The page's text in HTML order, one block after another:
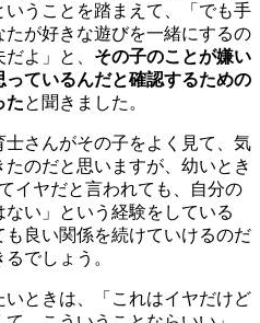
うことを踏まえて、「でも手
が好きな遊びを一緒にするの
よ」と、 その子のことが嫌い
ているんだと確認するための
たと聞きました。
さんがその子をよく見て、気
のだと思いますが、幼いとき
イヤだと言われても、自分の
い」という経験をしている
良い関係を続けていけるのだ
でしょう。
ときは、「これはイヤだけど